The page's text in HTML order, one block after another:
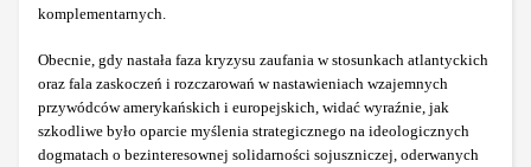
komplementarnych.
Obecnie, gdy nastała faza kryzysu zaufania w stosunkach atlantyckich
oraz fala zaskoczeń i rozczarowań w nastawieniach wzajemnych
przywódców amerykańskich i europejskich, widać wyraźnie, jak
szkodliwe było oparcie myślenia strategicznego na ideologicznych
dogmatach o bezinteresownej solidarności sojuszniczej, oderwanych